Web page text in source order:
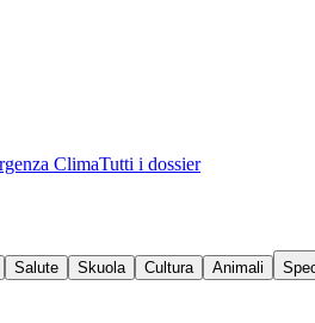
ClimaTutti i dossier
Salute Skuola Cultura Animali